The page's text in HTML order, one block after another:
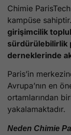
Chimie
kampüse
girişimcilik
sürdürülebilirlik
derneklerinde
Paris’in
Avrupa’nın en
ortamlarından
yakalamaktadır.
Neden Chimie